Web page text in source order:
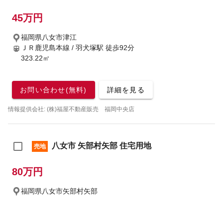
45万円
福岡県八女市津江
ＪＲ鹿児島本線 / 羽犬塚駅 徒歩92分
323.22㎡
お問い合わせ(無料) 詳細を見る
情報提供会社: (株)福屋不動産販売 福岡中央店
売地 八女市 矢部村矢部 住宅用地
80万円
福岡県八女市矢部村矢部